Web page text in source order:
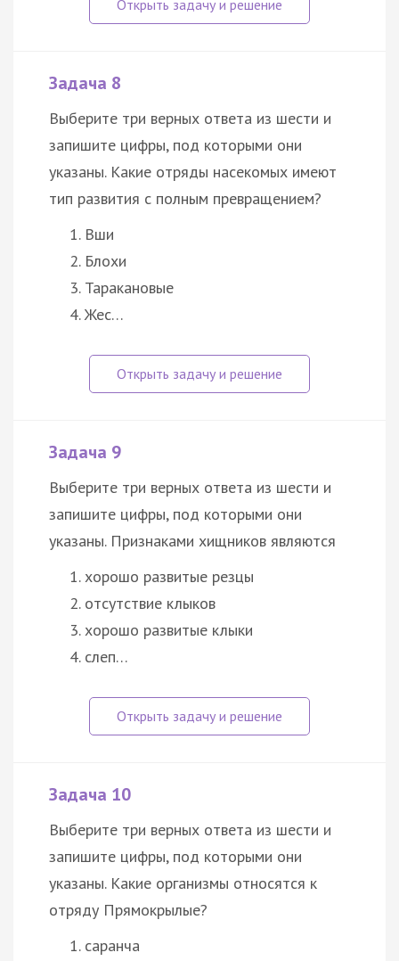
Задача 8
Выберите три верных ответа из шести и
запишите цифры, под которыми они
указаны. Какие отряды насекомых имеют
тип развития с полным превращением?
Вши
Блохи
Таракановые
Жес…
Задача 9
Выберите три верных ответа из шести и
запишите цифры, под которыми они
указаны. Признаками хищников являются
хорошо развитые резцы
отсутствие клыков
хорошо развитые клыки
слеп…
Задача 10
Выберите три верных ответа из шести и
запишите цифры, под которыми они
указаны. Какие организмы относятся к
отряду Прямокрылые?
саранча